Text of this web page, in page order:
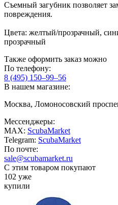
Съемный загубник позволяет
повреждения.
Цвета: желтый/прозрачный,
прозрачный
Также оформить заказ можно
По телефону:
8 (495) 150–99–56
В нашем магазине:
Москва, Ломоносовский
Мессенджеры:
MAX: ScubaMarket
Telegram: ScubaMarket
По почте:
sale@scubamarket.ru
С этим товаром покупают
102 уже
купили